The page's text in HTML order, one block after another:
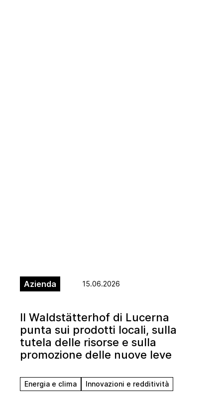
Azienda 15.06.2026
Il Waldstätterhof di Lucerna
punta sui prodotti locali, sulla
tutela delle risorse e sulla
promozione delle nuove leve
Energia e clima Innovazioni e redditività